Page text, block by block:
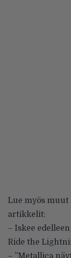
Lue myös
artikkelit:
– Iskee
Ride the
– ”Metallica